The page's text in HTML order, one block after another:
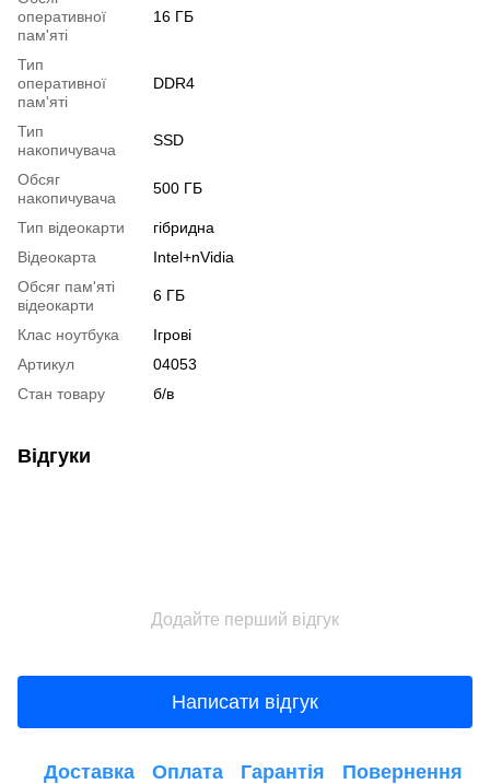
оперативної
пам'яті
16 ГБ
Тип
оперативної
пам'яті
DDR4
Тип
накопичувача
SSD
Обсяг
накопичувача
500 ГБ
Тип відеокарти
гібридна
Відеокарта
Intel+nVidia
Обсяг пам'яті
відеокарти
6 ГБ
Клас ноутбука
Ігрові
Артикул
04053
Стан товару
б/в
Відгуки
Додайте перший відгук
Написати відгук
Доставка Оплата Гарантія Повернення